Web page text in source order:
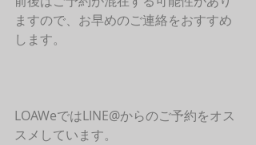
ますので、お早めのご連絡をおすすめ
します。
LOAWeではLINE@からのご予約をオス
スメしています。